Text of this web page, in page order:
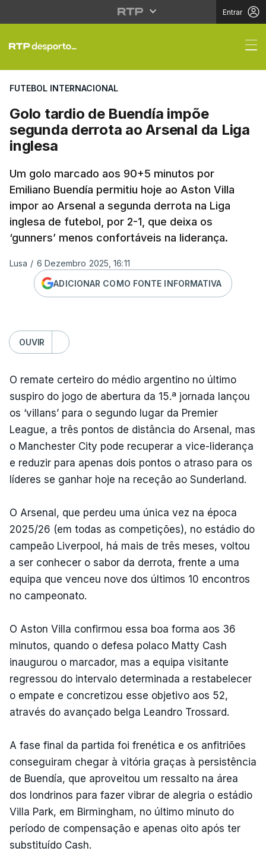
Entrar
Golo tardio de
FUTEBOL INTERNACIONAL
Golo tardio de Buendía impõe
segunda derrota ao Arsenal da Liga
inglesa
Um golo marcado aos 90+5 minutos por
Emiliano Buendía permitiu hoje ao Aston Villa
impor ao Arsenal a segunda derrota na Liga
inglesa de futebol, por 2-1, que deixa os
‘gunners’ menos confortáveis na liderança.
Lusa / 6 Dezembro 2025, 16:11
ADICIONAR COMO FONTE INFORMATIVA
OUVIR
O remate certeiro do médio argentino no último
suspiro do jogo de abertura da 15.ª jornada lançou
os ‘villans’ para o segundo lugar da Premier
League, a três pontos de distância do Arsenal, mas
o Manchester City pode recuperar a vice-liderança
e reduzir para apenas dois pontos o atraso para os
líderes se ganhar hoje na receção ao Sunderland.
O Arsenal, que perdeu uma única vez na época
2025/26 (em todas as competições), no estádio do
campeão Liverpool, há mais de três meses, voltou
a ser conhecer o sabor da derrota, frente a uma
equipa que venceu nove dos últimos 10 encontros
no campeonato.
O Aston Villa confirmou essa boa forma aos 36
minutos, quando o defesa polaco Matty Cash
inaugurou o marcador, mas a equipa visitante
regressou do intervalo determinada a restabelecer
o empate e concretizou esse objetivo aos 52,
através do avançado belga Leandro Trossard.
A fase final da partida foi frenética e os anfitriões
conseguiram chegar à vitória graças à persistência
de Buendía, que aproveitou um ressalto na área
dos londrinos para fazer vibrar de alegria o estádio
Villa Park, em Birmingham, no último minuto do
período de compensação e apenas oito após ter
substituído Cash.